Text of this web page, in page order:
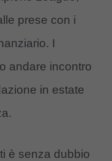
prese con i
I
andare incontro
in estate
è senza dubbio